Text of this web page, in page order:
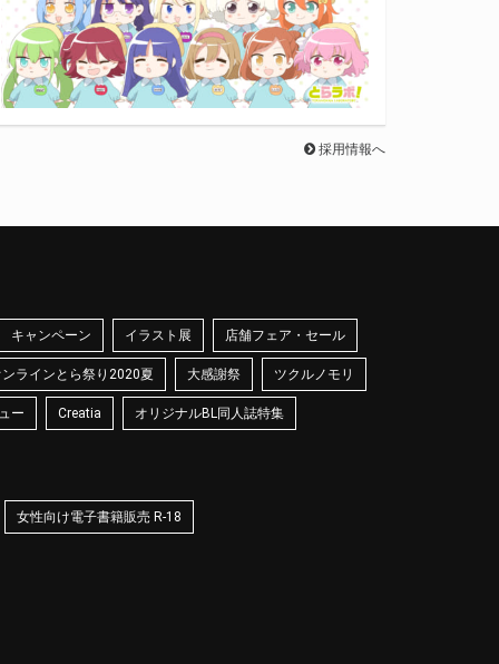
採用情報へ
キャンペーン イラスト展 店舗フェア・セール
ラインとら祭り2020夏 大感謝祭 ツクルノモリ
ー Creatia オリジナルBL同人誌特集
女性向け電子書籍販売 R-18